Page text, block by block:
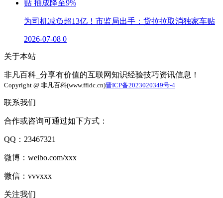
为司机减负超13亿！市监局出手：货拉拉取消独家车贴
2026-07-08 0
关于本站
非凡百科_分享有价值的互联网知识经验技巧资讯信息！
Copyright @ 非凡百科(www.ffidc.cn)晋ICP备2023020349号-4
联系我们
合作或咨询可通过如下方式：
QQ：23467321
微博：weibo.com/xxx
微信：vvvxxx
关注我们